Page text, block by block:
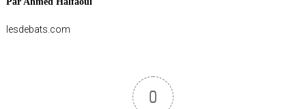
lesdebats.com
0